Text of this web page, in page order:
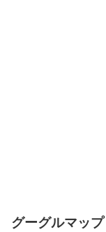
グーグルマッ